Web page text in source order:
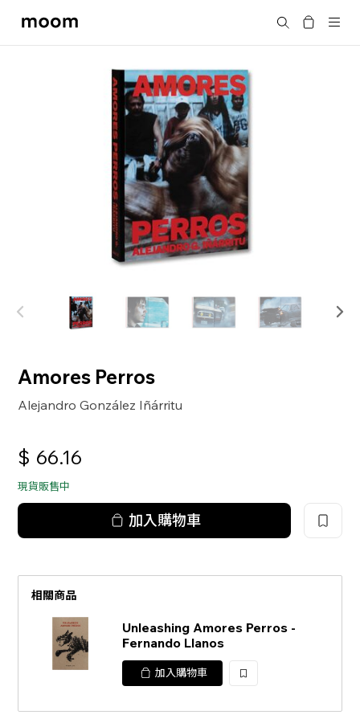
moom
搜尋
Amores Perros
Alejandro González Iñárritu
$ 66.16
現貨販售中
加入購物車
相關商品
Unleashing Amores Perros -
Fernando Llanos
加入購物車
加